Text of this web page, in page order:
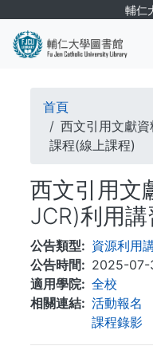
輔仁
導
航
連
結
首頁
西文引用文獻
課程(線上課程)
西文引用文
JCR)利用
公告類型
資源利用
公告時間
2025-07-
適用學院
全校
相關連結
活動報名
課程錄影